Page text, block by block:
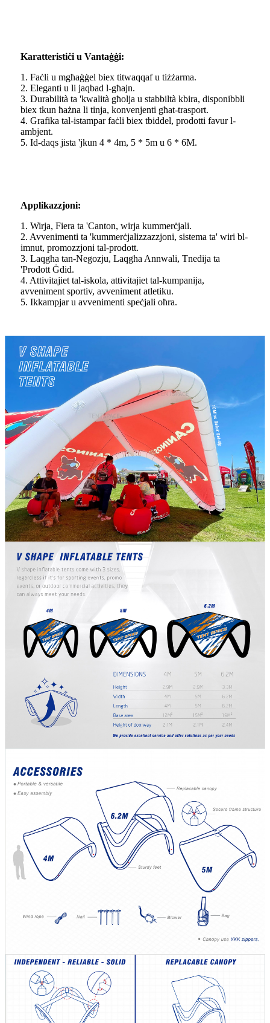
Karatteristiċi u Vantaġġi:
1. Faċli u mgħaġġel biex titwaqqaf u tiżżarma.
2. Eleganti u li jaqbad l-għajn.
3. Durabilità ta 'kwalità għolja u stabbiltà kbira, disponibbli
biex tkun ħażna li tinja, konvenjenti għat-trasport.
4. Grafika tal-istampar faċli biex tbiddel, prodotti favur l-
ambjent.
5. Id-daqs jista 'jkun 4 * 4m, 5 * 5m u 6 * 6M.
Applikazzjoni:
1. Wirja, Fiera ta 'Canton, wirja kummerċjali.
2. Avvenimenti ta 'kummerċjalizzazzjoni, sistema ta' wiri bl-
imnut, promozzjoni tal-prodott.
3. Laqgħa tan-Negozju, Laqgħa Annwali, Tnedija ta
'Prodott Ġdid.
4. Attivitajiet tal-iskola, attivitajiet tal-kumpanija,
avveniment sportiv, avveniment atletiku.
5. Ikkampjar u avvenimenti speċjali oħra.